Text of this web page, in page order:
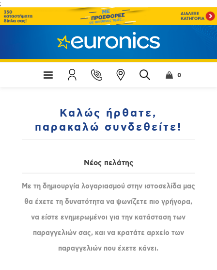
;
0
Καλώς ήρθατε,
παρακαλώ συνδεθείτε!
Νέος πελάτης
Με τη δημιουργία λογαριασμού στην ιστοσελίδα μας
θα έχετε τη δυνατότητα να ψωνίζετε πιο γρήγορα,
να είστε ενημερωμένοι για την κατάσταση των
παραγγελιών σας, και να κρατάτε αρχείο των
παραγγελιών που έχετε κάνει.